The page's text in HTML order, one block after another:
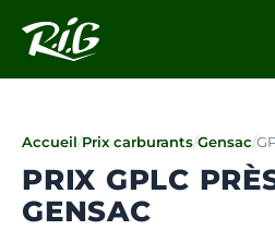
Accueil/Prix carburants/Gensac/
PRIX GPLC
GENSAC